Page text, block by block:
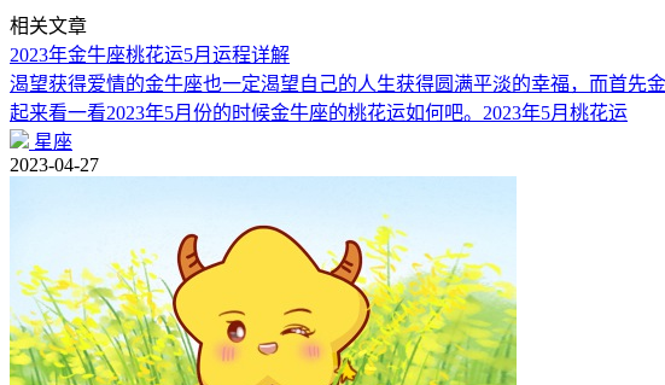
相关文章
2023年金牛座桃花运5月运程详解
渴望获得爱情的金牛座也一定渴望自己的人生获得圆满平淡的幸福，而首
起来看一看2023年5月份的时候金牛座的桃花运如何吧。2023年5月桃花运
星座
2023-04-27